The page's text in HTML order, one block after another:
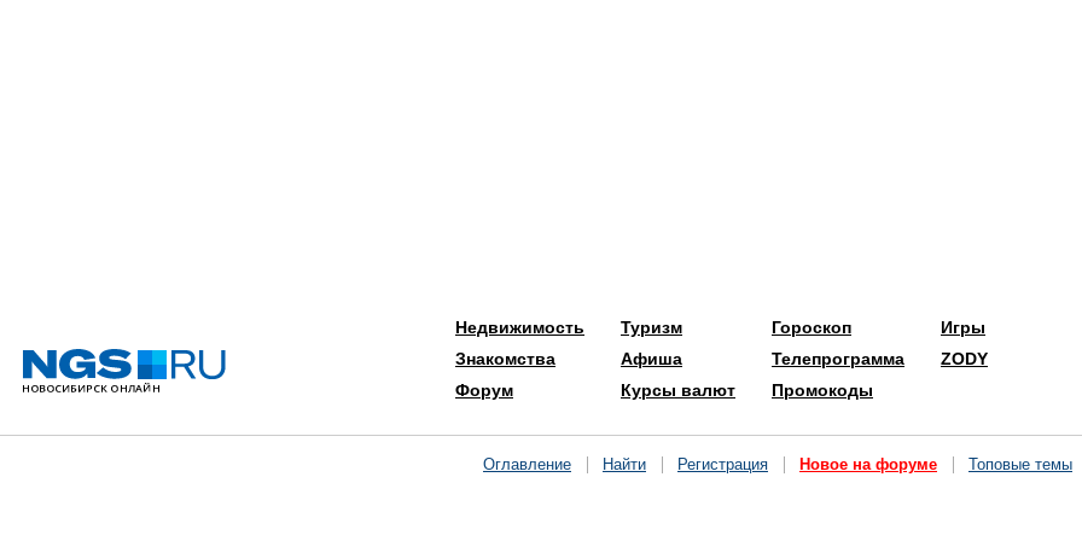
Недвижимость
Знакомства
Форум
Туризм
Афиша
Курсы валют
Гороскоп
Телепрограмма
Промокоды
Игры
ZODY
Оглавление Найти Регистрация Новое на форуме Топовые темы